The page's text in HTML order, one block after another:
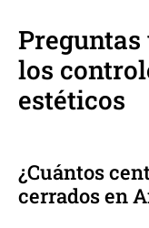
Preguntas
los
estéticos
¿Cuántos
cerrados en